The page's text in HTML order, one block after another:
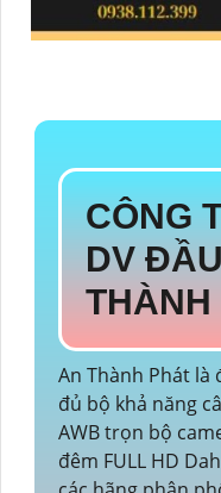
CÔNG
DV
THÀNH
An Thành Phát là
đủ bộ khả năng
AWB trọn bộ
đêm FULL HD